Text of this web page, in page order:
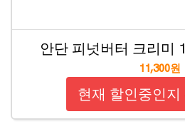
안단 피넛버터 크리미
11,300원
현재 할인중인지